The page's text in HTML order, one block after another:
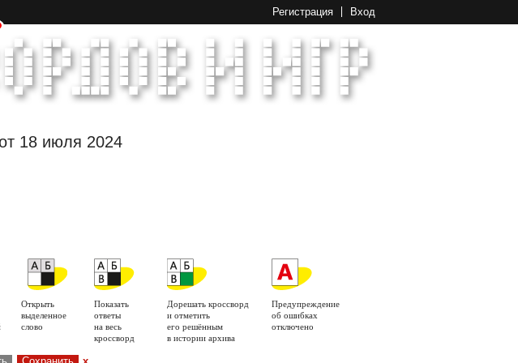
Регистрация Вход
18 июля 2024
Открыть
выделенное
слово
Показать
ответы
на весь
кроссворд
Дорешать кроссворд
и отметить
его решённым
в истории архива
Предупреждение
об ошибках
отключено